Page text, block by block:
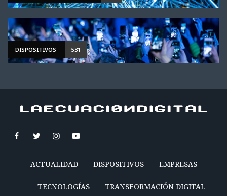
DISPOSITIVOS 531
ACTUALIDAD DISPOSITIVOS EMPRESAS
TECNOLOGÍAS TRANSFORMACIÓN DIGITAL